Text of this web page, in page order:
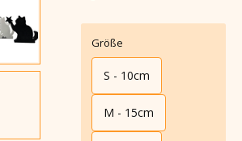
Größe
S - 10cm
M - 15cm